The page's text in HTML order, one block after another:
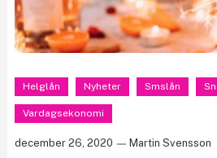
Helglån Nyheter Smslån
Vardagsekonomi
december 26, 2020 Martin Svensson